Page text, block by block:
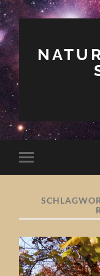
Mobile-
Menü